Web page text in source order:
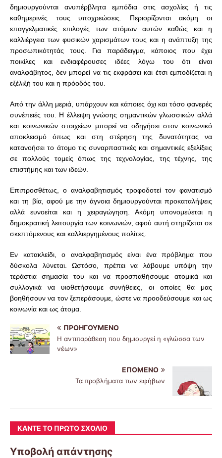
δημιουργούνται ανυπέρβλητα εμπόδια στις ασχολίες ή τις
καθημερινές τους υποχρεώσεις. Περιορίζονται ακόμη οι
επαγγελματικές επιλογές των ατόμων αυτών καθώς και η
καλλιέργεια των φυσικών χαρισμάτων τους και η ανάπτυξη της
προσωπικότητάς τους. Για παράδειγμα, κάποιος που έχει
ποικίλες και ενδιαφέρουσες ιδέες λόγω του ότι είναι
αναλφάβητος, δεν μπορεί να τις εκφράσει και έτσι εμποδίζεται η
εξέλιξή του και η πρόοδός του.
Από την άλλη μεριά, υπάρχουν και κάποιες όχι και τόσο φανερές
συνέπειές του. Η έλλειψη γνώσης σημαντικών γλωσσικών αλλά
και κοινωνικών στοιχείων μπορεί να οδηγήσει στον κοινωνικό
αποκλεισμό όπως και στη στέρηση της δυνατότητας να
κατανοήσει το άτομο τις συναρπαστικές και σημαντικές εξελίξεις
σε πολλούς τομείς όπως της τεχνολογίας, της τέχνης, της
επιστήμης και των ιδεών.
Επιπροσθέτως, ο αναλφαβητισμός τροφοδοτεί τον φανατισμό
και τη βία, αφού με την άγνοια δημιουργούνται προκαταλήψεις
αλλά ευνοείται και η χειραγώγηση. Ακόμη υπονομεύεται η
δημοκρατική λειτουργία των κοινωνιών, αφού αυτή στηρίζεται σε
σκεπτόμενους και καλλιεργημένους πολίτες.
Εν κατακλείδι, ο αναλφαβητισμός είναι ένα πρόβλημα που
δύσκολα λύνεται. Ωστόσο, πρέπει να λάβουμε υπόψη την
τεράστια σημασία του και να προσπαθήσουμε ατομικά και
συλλογικά να υιοθετήσουμε συνήθειες, οι οποίες θα μας
βοηθήσουν να τον ξεπεράσουμε, ώστε να προοδεύσουμε και ως
κοινωνία και ως άτομα.
ΠΡΟΗΓΟΎΜΕΝΟ
Η αντιπαράθεση που δημιουργεί η «γλώσσα των
νέων»
ΕΠΌΜΕΝΟ
Τα προβλήματα των εφήβων
ΚΆΝΤΕ ΤΟ ΠΡΏΤΟ ΣΧΌΛΙΟ
Υποβολή απάντησης